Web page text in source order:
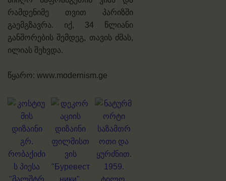
რამდენიმე თვით პარიზში
გაემგზავრა. იქ, 34 წლიანი
განშორების შემდეგ, თავის ძმას,
ილიას შეხვდა.
წყარო: www.modernism.ge